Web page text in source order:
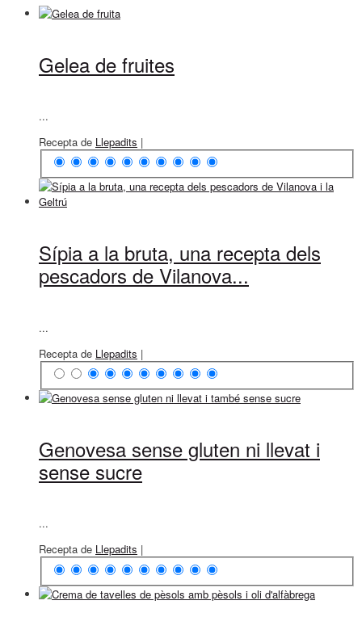
Gelea de fruites
...
Recepta de Llepadits |
Sípia a la bruta, una recepta dels
pescadors de Vilanova...
...
Recepta de Llepadits |
Genovesa sense gluten ni llevat i
sense sucre
...
Recepta de Llepadits |